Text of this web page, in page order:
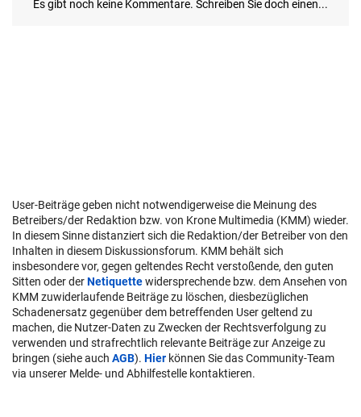
User-Beiträge geben nicht notwendigerweise die Meinung des
Betreibers/der Redaktion bzw. von Krone Multimedia (KMM) wieder.
In diesem Sinne distanziert sich die Redaktion/der Betreiber von den
Inhalten in diesem Diskussionsforum. KMM behält sich
insbesondere vor, gegen geltendes Recht verstoßende, den guten
Sitten oder derNetiquettewidersprechende bzw. dem Ansehen von
KMM zuwiderlaufende Beiträge zu löschen, diesbezüglichen
Schadenersatz gegenüber dem betreffenden User geltend zu
machen, die Nutzer-Daten zu Zwecken der Rechtsverfolgung zu
verwenden und strafrechtlich relevante Beiträge zur Anzeige zu
bringen (siehe auch AGB). Hier können Sie das Community-Team
via unserer Melde- und Abhilfestelle kontaktieren.